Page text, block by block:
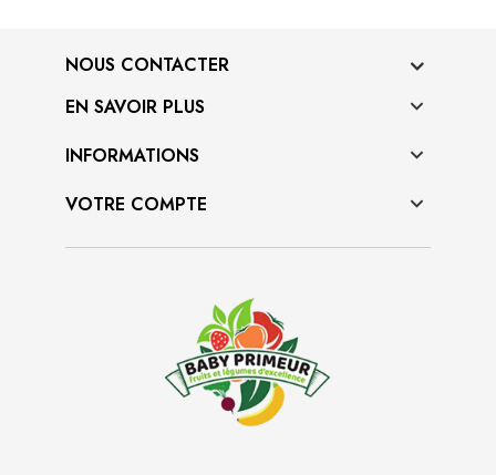
NOUS CONTACTER
EN SAVOIR PLUS

INFORMATIONS

VOTRE COMPTE
